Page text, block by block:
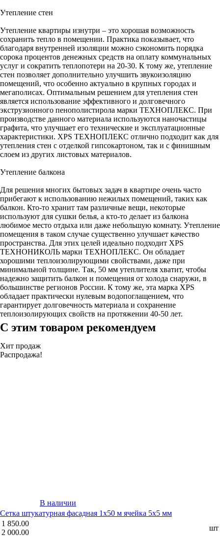
Утепление стен
Утепление квартиры изнутри – это хорошая возможность
сохранить тепло в помещении. Практика показывает, что
благодаря внутренней изоляции можно сэкономить порядка
сорока процентов денежных средств на оплату коммунальных
услуг и сократить теплопотери на 20-30. К тому же, утепление
стен позволяет дополнительно улучшить звукоизоляцию
помещений, что особенно актуально в крупных городах и
мегаполисах. Оптимальным решением для утепления стен
является использование эффективного и долговечного
экструзионного пенополистирола марки ТЕХНОПЛЕКС. При
производстве данного материала используются наночастицы
графита, что улучшает его технические и эксплуатационные
характеристики. XPS ТЕХНОПЛЕКС отлично подходит как для
утепления стен с отделкой гипсокартоном, так и с финишным
слоем из других листовых материалов.
Утепление балкона
Для решения многих бытовых задач в квартире очень часто
прибегают к использованию нежилых помещений, таких как
балкон. Кто-то хранит там различные вещи, некоторые
используют для сушки белья, а кто-то делает из балкона
любимое место отдыха или даже небольшую комнату. Утепление
помещения в таком случае существенно улучшает качество
пространства. Для этих целей идеально подходит XPS
ТЕХНОНИКОЛЬ марки ТЕХНОПЛЕКС. Он обладает
хорошими теплоизолирующими свойствами, даже при
минимальной толщине. Так, 50 мм утеплителя хватит, чтобы
надежно защитить балкон и помещения от холода снаружи, в
большинстве регионов России. К тому же, эта марка XPS
обладает практически нулевым водопоглащением, что
гарантирует долговечность материала и сохранение
теплоизолирующих свойств на протяжении 40-50 лет.
С этим товаром рекомендуем
Хит продаж
Распродажа!
В наличии
Сетка штукатурная фасадная 1х50 м ячейка 5х5 мм
1 850.00
2 000.00
шт